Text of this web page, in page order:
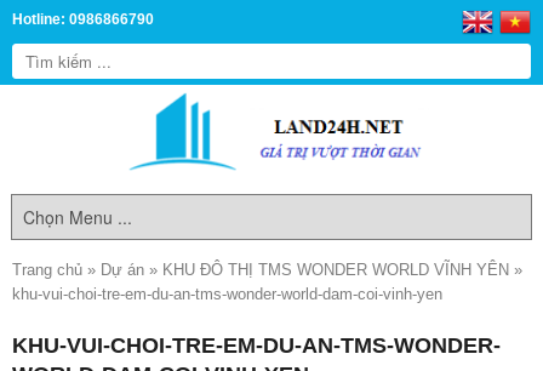
Hotline: 0986866790
Trang chủ » Dự án » KHU ĐÔ THỊ TMS WONDER WORLD VĨNH YÊN »
khu-vui-choi-tre-em-du-an-tms-wonder-world-dam-coi-vinh-yen
KHU-VUI-CHOI-TRE-EM-DU-AN-TMS-WONDER-